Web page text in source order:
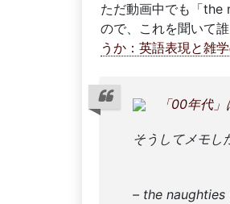
ただ動画中でも「the
ので、これを聞いて
うか：英語表現と雑
「00年代
そうしてメモし
– the naughties